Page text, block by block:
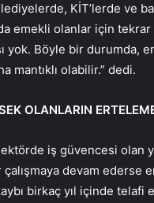
KİT’lerde ve
emekli olanlar için tekrar
yok. Böyle bir durumda,
mantıklı olabilir.” dedi.
OLANLARIN
iş güvencesi olan
devam ederse
birkaç yıl içinde telafi